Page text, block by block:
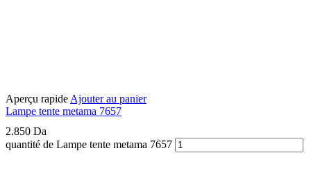
Aperçu rapide Ajouter au panier
Lampe tente metama 7657
2.850 Da
quantité de Lampe tente metama 7657